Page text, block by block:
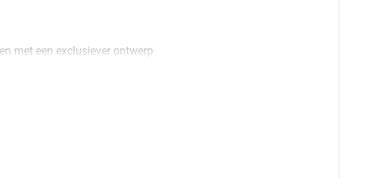
met een exclusiever ontwerp